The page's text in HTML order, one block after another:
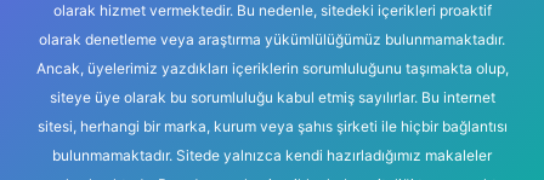
olarak hizmet vermektedir. Bu nedenle, sitedeki içerikleri proaktif
olarak denetleme veya araştırma yükümlülüğümüz bulunmamaktadır.
Ancak, üyelerimiz yazdıkları içeriklerin sorumluluğunu taşımakta olup,
siteye üye olarak bu sorumluluğu kabul etmiş sayılırlar. Bu internet
sitesi, herhangi bir marka, kurum veya şahıs şirketi ile hiçbir bağlantısı
bulunmamaktadır. Sitede yalnızca kendi hazırladığımız makaleler